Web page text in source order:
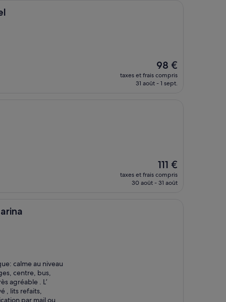
Le
nouveau
prix
98 €
taxes et frais compris
31 août - 1 sept.
Le
nouveau
prix
111 €
taxes et frais compris
30 août - 31 août
calme au niveau
centre, bus,
agréable . L’
, lits refaits,
par mail ou